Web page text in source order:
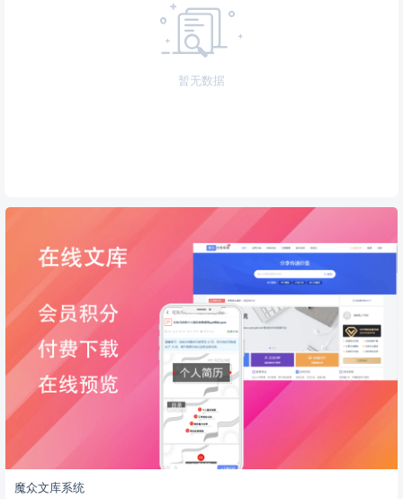
暂无数据
魔众文库系统